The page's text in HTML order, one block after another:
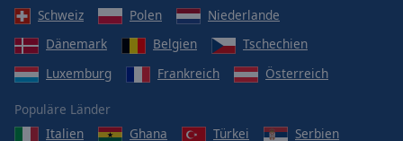
Schweiz
Polen
Niederlande
Dänemark
Belgien
Tschechien
Luxemburg
Frankreich Österreich
Populäre Länder
Italien
Ghana Türkei Serbien